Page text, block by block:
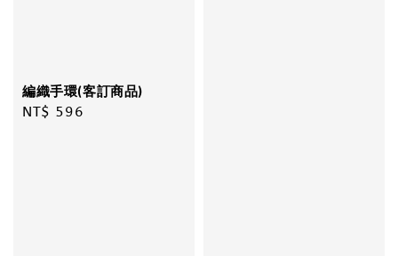
編織手環(客訂商品)
Regular
NT$ 596